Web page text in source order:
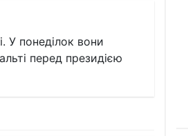
У понеділок вони
перед президією